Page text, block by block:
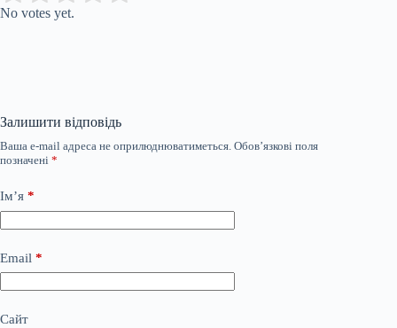
No votes yet.
Залишити відповідь
Ваша e-mail адреса не оприлюднюватиметься. Обов’язкові поля
позначені *
Ім’я *
Email *
Сайт